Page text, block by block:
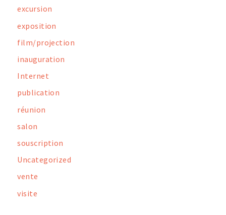
excursion
exposition
film/projection
inauguration
Internet
publication
réunion
salon
souscription
Uncategorized
vente
visite